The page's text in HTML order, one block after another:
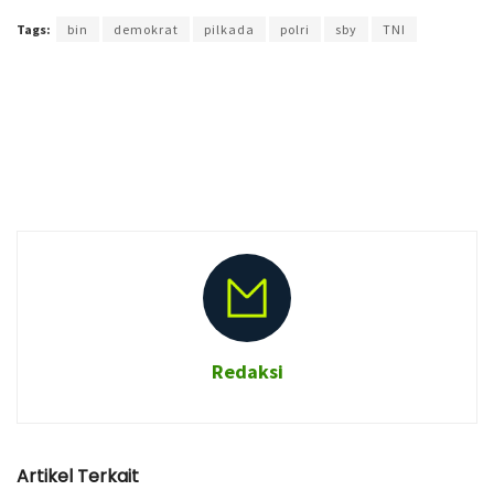
Tags: bin demokrat pilkada polri sby TNI
Redaksi
Artikel Terkait